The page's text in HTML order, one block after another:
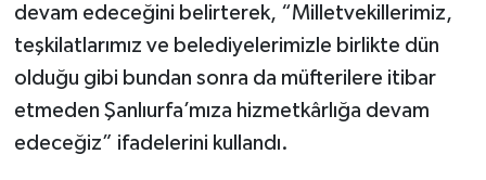
devam edeceğini belirterek, “Milletvekillerimiz,
teşkilatlarımız ve belediyelerimizle birlikte dün
olduğu gibi bundan sonra da müfterilere itibar
etmeden Şanlıurfa’mıza hizmetkârlığa devam
edeceğiz” ifadelerini kullandı.